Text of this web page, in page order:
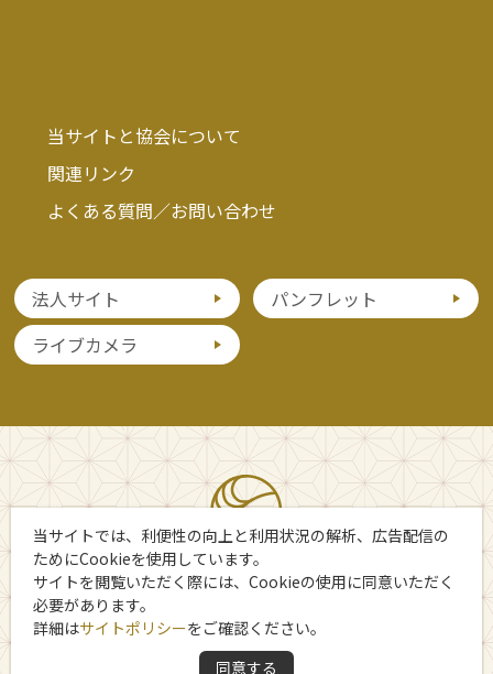
当サイトと協会について
関連リンク
よくある質問／お問い合わせ
法人サイト
パンフレット
ライブカメラ
Copyright 日光市観光協会
当サイトでは、利便性の向上と利用状況の解析、広告配信の
ためにCookieを使用しています。
サイトを閲覧いただく際には、Cookieの使用に同意いただく
必要があります。
詳細はサイトポリシーをご確認ください。
同意する